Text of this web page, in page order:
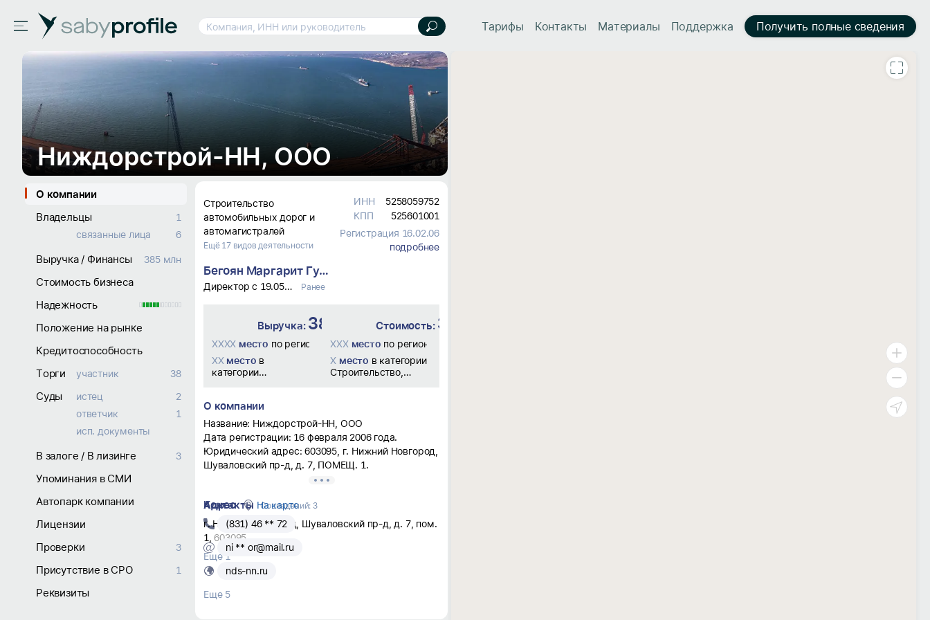
Компания, ИНН или руководитель Тарифы Контакты Материалы Поддержка Получить полные сведения
Ниждорстрой-НН, ООО
О компании
Владельцы
1
связанные лица
6
Выручка / Финансы 385 млн
Стоимость бизнеса
Надежность
Положение на рынке
Кредитоспособность
Торги
участник 38
Суды истец
2
ответчик
1
исп. документы
В залоге / В лизинге 3
Упоминания в СМИ
Автопарк компании
Лицензии
Проверки
3
Присутствие в СРО 1
Реквизиты
Строительство
автомобильных дорог и
автомагистралей
Ещё 17 видов деятельности
Бегоян Маргарит Гургеновна
Директор c 19.05.23 Ранее
ИНН
5258059752
КПП
525601001
Регистрация 16.02.06
подробнее
Выручка: 385.9 млн₽
XXXX место по региону Нижегородская обл
XX место в
категории
обслуживание
дорог, мостов,
тоннелей,
аэродромов и ЖД
путей
Стоимость: 397.8 млн
XXX место по региону Нижегородская обл
X место в категории
Строительство,
тоннелей,
аэродромов и ЖД
путей
О компании
Название: Ниждорстрой-НН, ООО
Дата регистрации: 16 февраля 2006 года.
Юридический адрес: 603095, г. Нижний Новгород,
Шуваловский пр-д, д. 7, ПОМЕЩ. 1.
- КПП: 525601001;
- ОГРН: 1065258006120;
- ОКПО: 93746933.
Директор: Бегоян Маргарит Гургеновна.
Основной вид деятельности по ОКВЭД: 42.11 -
Строительство автомобильных дорог и
автомагистралей.
Операционные показатели:
Контакты Совпадений: 3
(831) 46 ** 72
ni ** or@mail.ru
nds-nn.ru
Еще 5
Адрес
На карте
г. Нижний Новгород, Шуваловский пр-д, д. 7, пом.
1 603095
Еще 1